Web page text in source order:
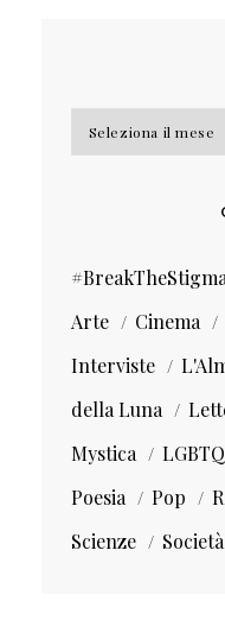
Archivi
Arte
Cinema
Interviste
della Luna
Mystica
Poesia
Pop
Scienze
Società